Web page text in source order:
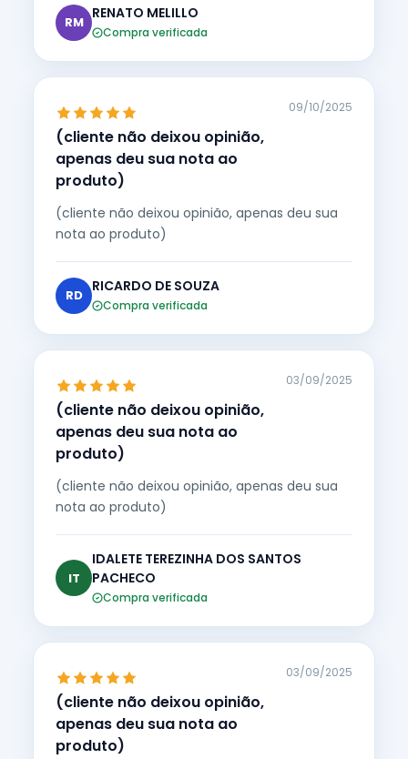
RM
RENATO MELILLO
Compra verificada
(cliente não deixou opinião,
apenas deu sua nota ao
produto)
09/10/2025
(cliente não deixou opinião, apenas deu sua
nota ao produto)
RD
RICARDO DE SOUZA
Compra verificada
(cliente não deixou opinião,
apenas deu sua nota ao
produto)
03/09/2025
(cliente não deixou opinião, apenas deu sua
nota ao produto)
IT
IDALETE TEREZINHA DOS SANTOS
PACHECO
Compra verificada
(cliente não deixou opinião,
apenas deu sua nota ao
produto)
03/09/2025